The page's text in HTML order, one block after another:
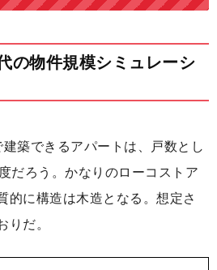
の物件規模シミュレーシ
築できるアパートは、戸数とし
だろう。かなりのローコストア
的に構造は木造となる。想定さ
りだ。